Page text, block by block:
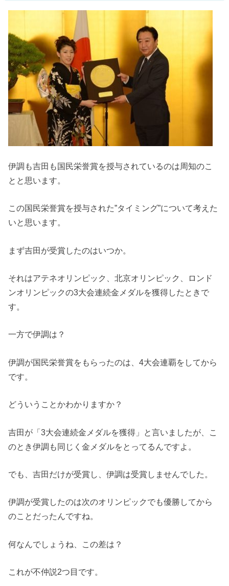
伊調も吉田も国民栄誉賞を授与されているのは周知のこ
とと思います。
この国民栄誉賞を授与された”タイミング”について考えた
いと思います。
まず吉田が受賞したのはいつか。
それはアテネオリンピック、北京オリンピック、ロンド
ンオリンピックの3大会連続金メダルを獲得したときで
す。
一方で伊調は？
伊調が国民栄誉賞をもらったのは、4大会連覇をしてから
です。
どういうことかわかりますか？
吉田が「3大会連続金メダルを獲得」と言いましたが、こ
のとき伊調も同じく金メダルをとってるんですよ。
でも、吉田だけが受賞し、伊調は受賞しませんでした。
伊調が受賞したのは次のオリンピックでも優勝してから
のことだったんですね。
何なんでしょうね、この差は？
これが不仲説2つ目です。